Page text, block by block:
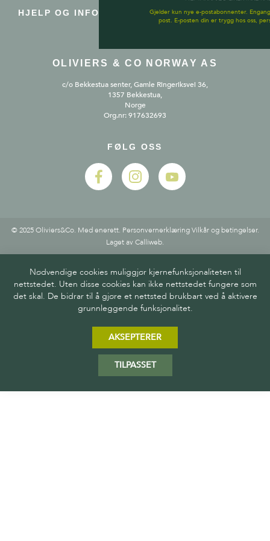
Gjelder kun nye e-postabonnenter.
post. E-posten din er trygg hos oss,
HJELP OG INFORMASJON
OLIVIERS & CO NORWAY AS
c/o Bekkestua senter, Gamle Ringeriksvei 36,
1357 Bekkestua,
Norge
Org.nr: 917632693
FØLG OSS
© 2025 Oliviers&Co. Med enerett. Personvernerklæring Vilkår og betingelser.
Laget av Calliweb.
Nødvendige cookies muliggjør kjernefunksjonaliteten til
nettstedet. Uten disse cookies kan ikke nettstedet fungere som
det skal. De bidrar til å gjøre et nettsted brukbart ved å aktivere
grunnleggende funksjonalitet.
AKSEPTERER
TILPASSET